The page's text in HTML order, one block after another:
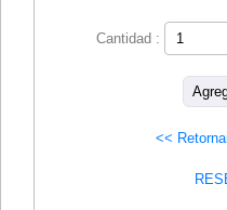
Cantidad :
<<